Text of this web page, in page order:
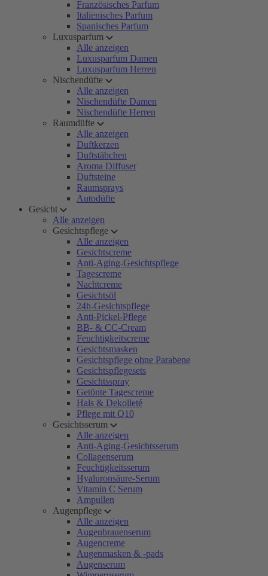
Französisches Parfum
Italienisches Parfum
Spanisches Parfum
Luxusparfum
Alle anzeigen
Luxusparfum Damen
Luxusparfum Herren
Nischendüfte
Alle anzeigen
Nischendüfte Damen
Nischendüfte Herren
Raumdüfte
Alle anzeigen
Duftkerzen
Duftstäbchen
Aroma Diffuser
Duftsteine
Raumsprays
Autodüfte
Gesicht
Alle anzeigen
Gesichtspflege
Alle anzeigen
Gesichtscreme
Anti-Aging-Gesichtspflege
Tagescreme
Nachtcreme
Gesichtsöl
24h-Gesichtspflege
Anti-Pickel-Pflege
BB- & CC-Cream
Feuchtigkeitscreme
Gesichtsmasken
Gesichtspflege ohne Parabene
Gesichtspflegesets
Gesichtsspray
Getönte Tagescreme
Hals & Dekolleté
Pflege mit Q10
Gesichtsserum
Alle anzeigen
Anti-Aging-Gesichtsserum
Collagenserum
Feuchtigkeitsserum
Hyaluronsäure-Serum
Vitamin C Serum
Ampullen
Augenpflege
Alle anzeigen
Augenbrauenserum
Augencreme
Augenmasken & -pads
Augenserum